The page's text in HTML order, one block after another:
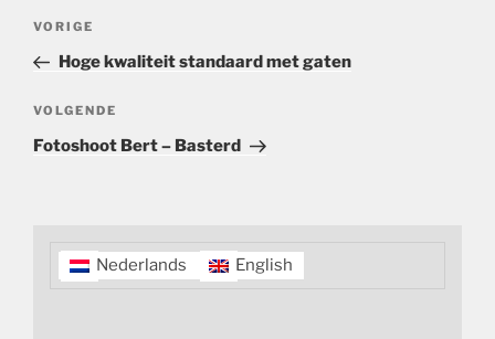
Bericht
Vorig
bericht
VORIGE
Hoge kwaliteit standaard met gaten
Volgend
bericht
VOLGENDE
Fotoshoot Bert – Basterd
Nederlands English